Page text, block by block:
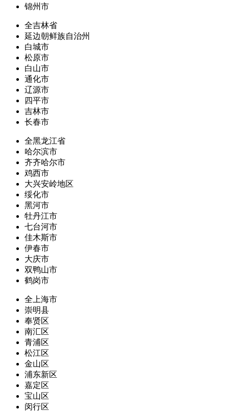
锦州市
全吉林省
延边朝鲜族自治州
白城市
松原市
白山市
通化市
辽源市
四平市
吉林市
长春市
全黑龙江省
哈尔滨市
齐齐哈尔市
鸡西市
大兴安岭地区
绥化市
黑河市
牡丹江市
七台河市
佳木斯市
伊春市
大庆市
双鸭山市
鹤岗市
全上海市
崇明县
奉贤区
南汇区
青浦区
松江区
金山区
浦东新区
嘉定区
宝山区
闵行区